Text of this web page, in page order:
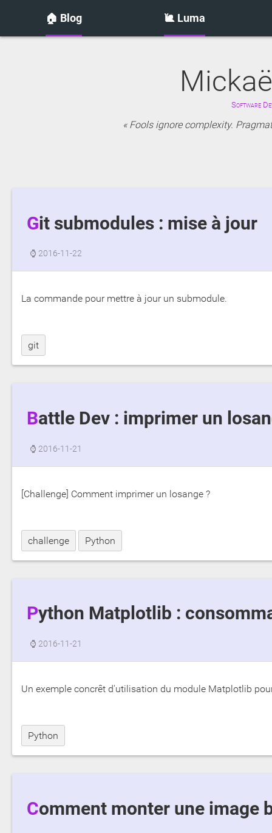
🏠 Blog 🐌 Luma
Mickaël
Software
Fools ignore complexity.
Git submodules : mise à jour
⌚ 2016-11-22
La commande pour mettre à jour un submodule.
git
Battle Dev : imprimer un
⌚ 2016-11-21
[Challenge] Comment imprimer un losange ?
challenge Python
Python Matplotlib :
⌚ 2016-11-21
Un exemple concrêt d'utilisation du module Matplotlib
Python
Comment monter une image